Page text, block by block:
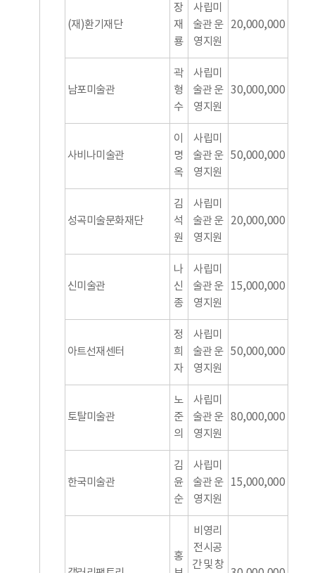
(재)환기재단
장
재
룡
사립미
술관 운
영지원
20,000,000
남포미술관
곽
형
수
사립미
술관 운
영지원
30,000,000
사비나미술관
이
명
옥
사립미
술관 운
영지원
50,000,000
성곡미술문화재단
김
석
원
사립미
술관 운
영지원
20,000,000
신미술관
나
신
종
사립미
술관 운
영지원
15,000,000
아트선재센터
정
희
자
사립미
술관 운
영지원
50,000,000
토탈미술관
노
준
의
사립미
술관 운
영지원
80,000,000
한국미술관
김
윤
순
사립미
술관 운
영지원
15,000,000
홍
비영리
전시공
간 및 창